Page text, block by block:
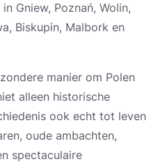
Gniew, Poznań, Wolin,
Biskupin, Malbork en
manier om Polen
alleen historische
ook echt tot leven
oude ambachten,
spectaculaire